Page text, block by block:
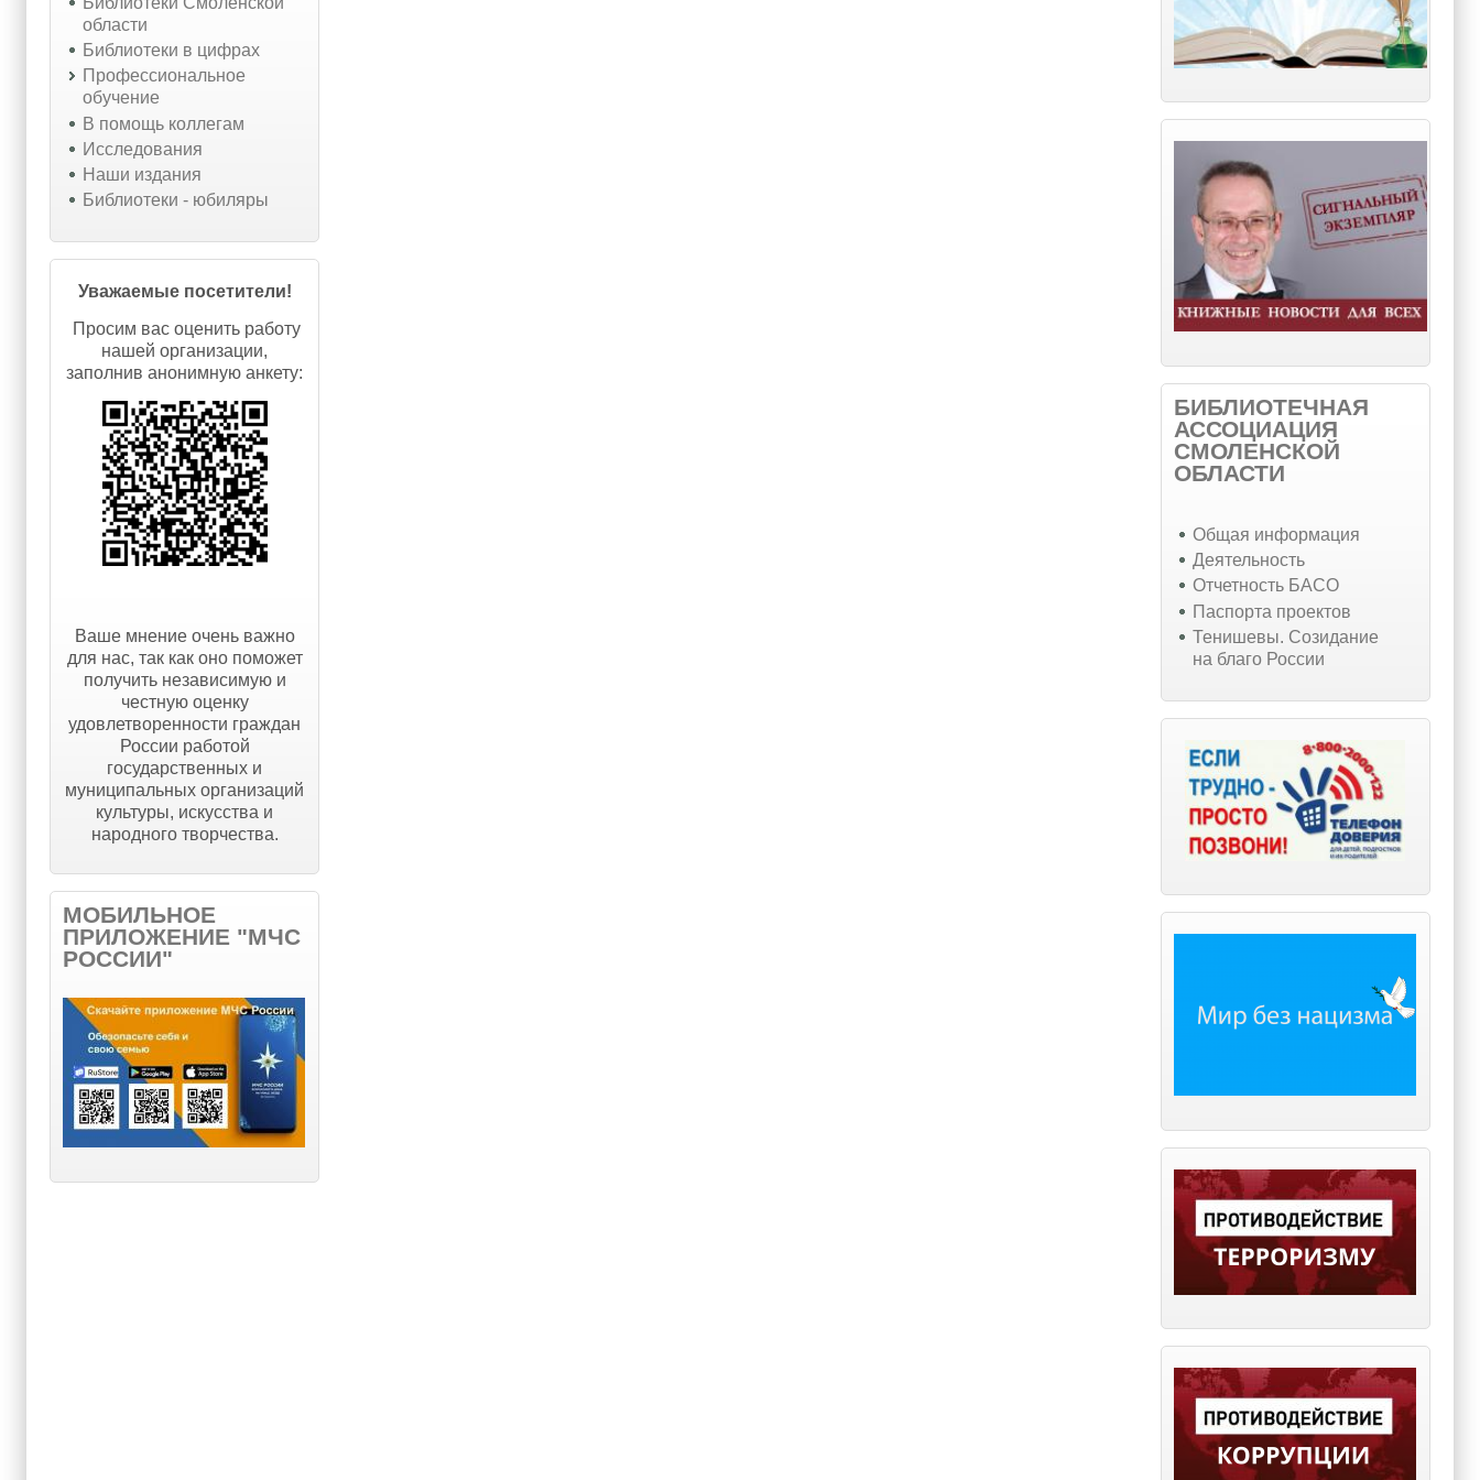
области
Библиотеки в цифрах
Профессиональное
обучение
В помощь коллегам
Исследования
Наши издания
Библиотеки - юбиляры
Уважаемые посетители!
Просим вас оценить работу
нашей организации,
заполнив анонимную анкету:
Ваше мнение очень важно
для нас, так как оно поможет
получить независимую и
честную оценку
удовлетворенности граждан
России работой
государственных и
муниципальных организаций
культуры, искусства и
народного творчества.
МОБИЛЬНОЕ
ПРИЛОЖЕНИЕ "МЧС
РОССИИ"
БИБЛИОТЕЧНАЯ
АССОЦИАЦИЯ
СМОЛЕНСКОЙ
ОБЛАСТИ
Общая информация
Деятельность
Отчетность БАСО
Паспорта проектов
Тенишевы. Созидание
на благо России